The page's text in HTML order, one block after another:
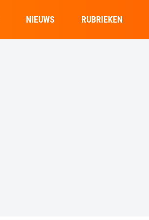
NIEUWS RUBRIEKEN